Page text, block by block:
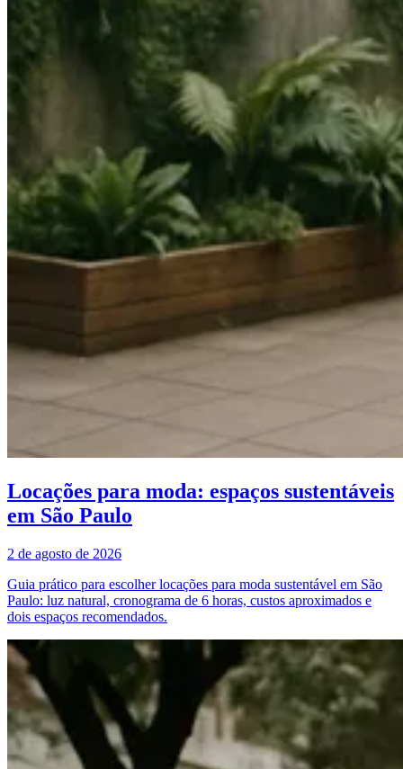
Locações para moda: espaços sustentáveis
em São Paulo
2 de agosto de 2026
Guia prático para escolher locações para moda sustentável em São
Paulo: luz natural, cronograma de 6 horas, custos aproximados e
dois espaços recomendados.